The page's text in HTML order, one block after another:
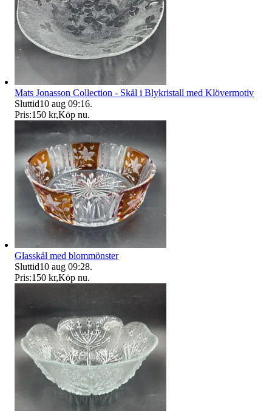
Mats Jonasson Collection - Skål i Blykristall med Klövermotiv
Sluttid10 aug 09:16.
Pris:150 kr,Köp nu.
Glasskål med blommönster
Sluttid10 aug 09:28.
Pris:150 kr,Köp nu.